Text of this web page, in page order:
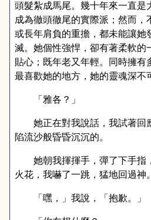
頭髮紮成馬尾。幾十年來一直是
成為徹頭徹尾的實際派；然而，
或長年肩負的重擔，都未能讓她
滅。她個性強悍，卻有著柔軟的
貼心；既年老又年輕。同時擁有
最喜歡她的地方，她的靈魂深不
「雅各？」
她正在對我說話，我試著回
陷流沙般昏昏沉沉的。
她朝我揮揮手，彈了下手指
火花，我嚇了一跳，猛地回過神。
「嘿，」我說，「抱歉。」